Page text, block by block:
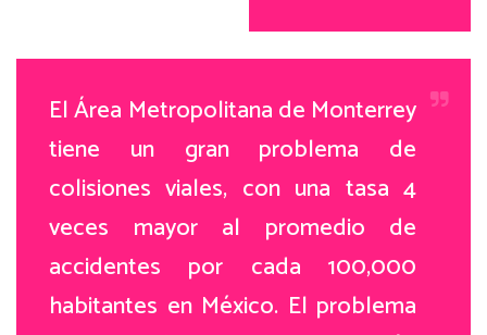
El Área Metropolitana de Monterrey
tiene un gran problema de
colisiones viales, con una tasa 4
veces mayor al promedio de
accidentes por cada 100,000
habitantes en México. El problema